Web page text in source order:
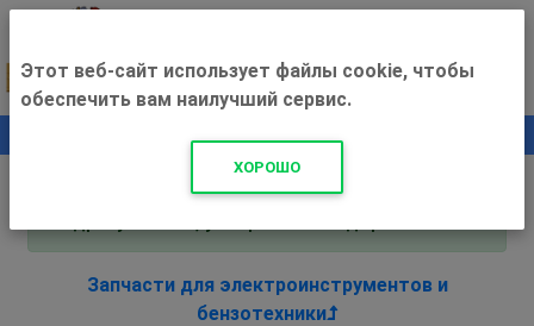
+500 ₽
Внимание! С 3 августа магазин работает по
Запчасти для электроинструментов и
бензотехники
Этот веб-сайт использует файлы cookie, чтобы
обеспечить вам наилучший сервис.
ХОРОШО